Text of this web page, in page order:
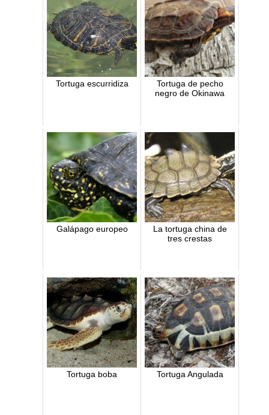
Tortuga escurridiza
Tortuga de pecho
negro de Okinawa
Galápago europeo
La tortuga china de
tres crestas
Tortuga boba Tortuga Angulada